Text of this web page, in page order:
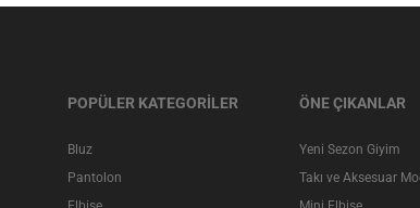
POPÜLER KATEGORİLER
Bluz
Pantolon
ÖNE ÇIKANLAR
Yeni Sezon Giyim
Takı ve Aksesuar